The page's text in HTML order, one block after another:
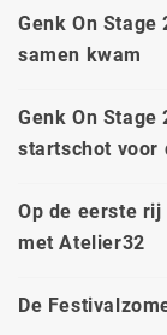
Genk On
samen kwam
Genk On
startschot voor
Op de eerste rij
met Atelier32
De